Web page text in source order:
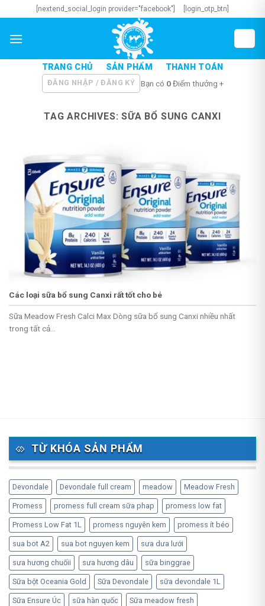
to
content
[nextend_social_login provider="facebook"] [login_otp_btn]
TRANG CHỦ SẢN PHẨM THANH TOÁN
ĐĂNG NHẬP / ĐĂNG KÝ Bạn có 0Điểm thưởng +
TAG ARCHIVES:SỮA BỔ SUNG CANXI
Các loại sữa bổ sung Canxi rất tốt cho bé
Sữa Meadow Fresh Calci Max Dòng sữa bổ sung Canxi nhiều nhất
trong tất cả...
TỪ KHÓA SẢN PHẨM
Devondale Devondale full cream meadow Meadow Fresh
Promess promess full cream sữa phap promess low fat
Promess Low Fat 1L promess nguyên kem promess ít béo
sua bot A2 sua bot nguyen kem sưa dưa lưới
sưa hương chuốii sưa hương dâu sữa binggrae
Sữa bột Oceania Gold Sữa Devondale sữa devondale 1L
Sữa Ensure Úc sữa hàn quốc Sữa meadow fresh